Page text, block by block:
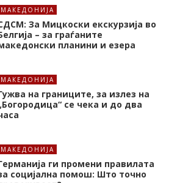
МАКЕДОНИЈА
За Мицкоски екскурзија во
– за граѓаните
планини и езера
МАКЕДОНИЈА
на границите, за излез на
се чека и до два
МАКЕДОНИЈА
ги промени правилата
социјална помош: Што точно